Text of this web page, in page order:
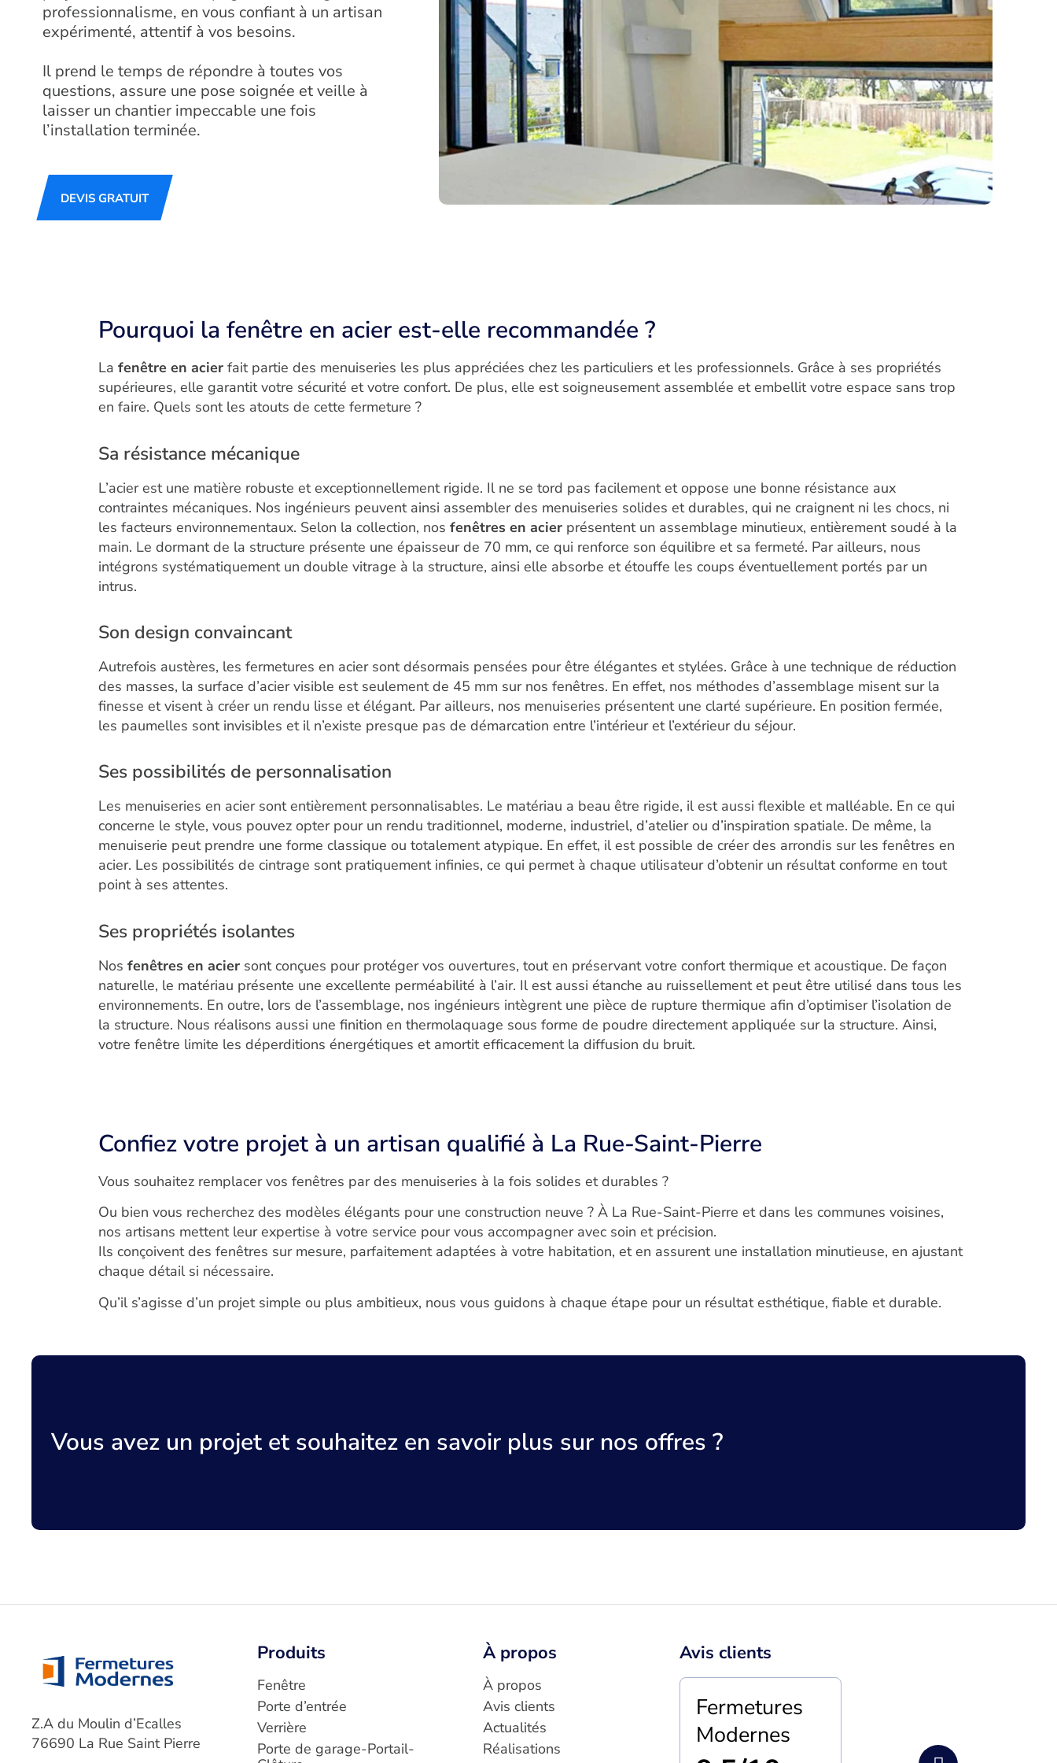
professionnalisme, en vous confiant à un artisan
expérimenté, attentif à vos besoins.
Il prend le temps de répondre à toutes vos
questions, assure une pose soignée et veille à
laisser un chantier impeccable une fois
l’installation terminée.
DEVIS GRATUIT
Pourquoi la fenêtre en acier est-elle recommandée ?
La fenêtre en acierfait partie des menuiseries les plus appréciées chez les particuliers et les professionnels. Grâce à ses propriétés
supérieures, elle garantit votre sécurité et votre confort. De plus, elle est soigneusement assemblée et embellit votre espace sans trop
en faire. Quels sont les atouts de cette fermeture ?
Sa résistance mécanique
L’acier est une matière robuste et exceptionnellement rigide. Il ne se tord pas facilement et oppose une bonne résistance aux
contraintes mécaniques. Nos ingénieurs peuvent ainsi assembler des menuiseries solides et durables, qui ne craignent ni les chocs, ni
les facteurs environnementaux. Selon la collection, nos fenêtres en acierprésentent un assemblage minutieux, entièrement soudé à la
main. Le dormant de la structure présente une épaisseur de 70 mm, ce qui renforce son équilibre et sa fermeté. Par ailleurs, nous
intégrons systématiquement un double vitrage à la structure, ainsi elle absorbe et étouffe les coups éventuellement portés par un
intrus.
Son design convaincant
Autrefois austères, les fermetures en acier sont désormais pensées pour être élégantes et stylées. Grâce à une technique de réduction
des masses, la surface d’acier visible est seulement de 45 mm sur nos fenêtres. En effet, nos méthodes d’assemblage misent sur la
finesse et visent à créer un rendu lisse et élégant. Par ailleurs, nos menuiseries présentent une clarté supérieure. En position fermée,
les paumelles sont invisibles et il n’existe presque pas de démarcation entre l’intérieur et l’extérieur du séjour.
Ses possibilités de personnalisation
Les menuiseries en acier sont entièrement personnalisables. Le matériau a beau être rigide, il est aussi flexible et malléable. En ce qui
concerne le style, vous pouvez opter pour un rendu traditionnel, moderne, industriel, d’atelier ou d’inspiration spatiale. De même, la
menuiserie peut prendre une forme classique ou totalement atypique. En effet, il est possible de créer des arrondis sur les fenêtres en
acier. Les possibilités de cintrage sont pratiquement infinies, ce qui permet à chaque utilisateur d’obtenir un résultat conforme en tout
point à ses attentes.
Ses propriétés isolantes
Nos fenêtres en aciersont conçues pour protéger vos ouvertures, tout en préservant votre confort thermique et acoustique. De façon
naturelle, le matériau présente une excellente perméabilité à l’air. Il est aussi étanche au ruissellement et peut être utilisé dans tous les
environnements. En outre, lors de l’assemblage, nos ingénieurs intègrent une pièce de rupture thermique afin d’optimiser l’isolation de
la structure. Nous réalisons aussi une finition en thermolaquage sous forme de poudre directement appliquée sur la structure. Ainsi,
votre fenêtre limite les déperditions énergétiques et amortit efficacement la diffusion du bruit.
Confiez votre projet à un artisan qualifié à La Rue-Saint-Pierre
Vous souhaitez remplacer vos fenêtres par des menuiseries à la fois solides et durables ?
Ou bien vous recherchez des modèles élégants pour une construction neuve ? À La Rue-Saint-Pierre et dans les communes voisines,
nos artisans mettent leur expertise à votre service pour vous accompagner avec soin et précision.
Ils conçoivent des fenêtres sur mesure, parfaitement adaptées à votre habitation, et en assurent une installation minutieuse, en ajustant
chaque détail si nécessaire.
Qu’il s’agisse d’un projet simple ou plus ambitieux, nous vous guidons à chaque étape pour un résultat esthétique, fiable et durable.
Vous avez un projet et souhaitez en savoir plus sur nos offres ?
Z.A du Moulin d’Ecalles
76690 La Rue Saint Pierre
Produits
Fenêtre
Porte d’entrée
Verrière
Porte de garage-Portail-
À propos
À propos
Avis clients
Actualités
Réalisations
Avis clients
Fermetures
Modernes